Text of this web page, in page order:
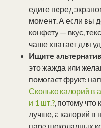
едите перед
момент. А если вы
конфету — вкус,
чаще хватает для
Ищите
это жажда или
помогает фрукт:
Сколько калорий в
и 1 шт.?, потому что
лучше, а калорий в
паре шоколадных